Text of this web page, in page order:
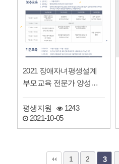
2021 장애자녀평생설계
부모교육 전문가 양성교
평생지원
1243
2021-10-05
1 2 3